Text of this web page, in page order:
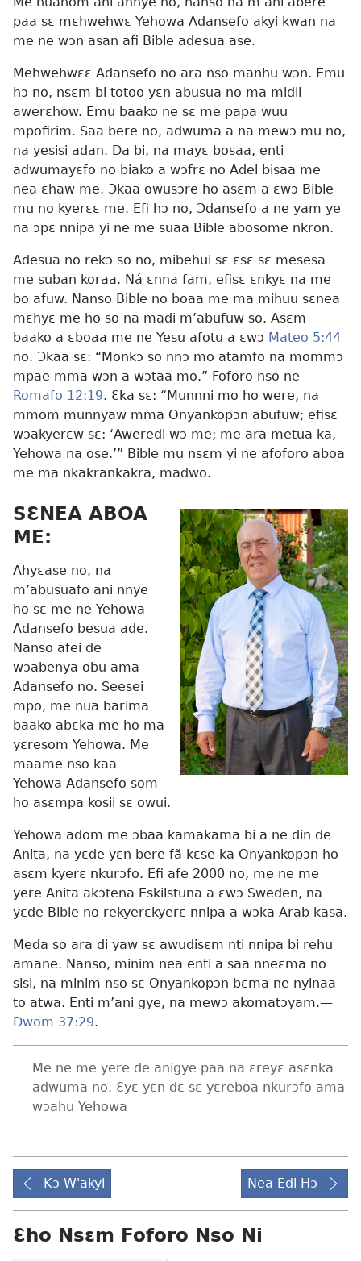
paa sɛ mɛhwehwɛ Yehowa Adansefo akyi kwan na
me ne wɔn asan afi Bible adesua ase.
Mehwehwɛɛ Adansefo no ara nso manhu wɔn. Emu
hɔ no, nsɛm bi totoo yɛn abusua no ma midii
awerɛhow. Emu baako ne sɛ me papa wuu
mpofirim. Saa bere no, adwuma a na mewɔ mu no,
na yesisi adan. Da bi, na mayɛ bosaa, enti
adwumayɛfo no biako a wɔfrɛ no Adel bisaa me
nea ɛhaw me. Ɔkaa owusɔre ho asɛm a ɛwɔ Bible
mu no kyerɛɛ me. Efi hɔ no, Ɔdansefo a ne yam ye
na ɔpɛ nnipa yi ne me suaa Bible abosome nkron.
Adesua no rekɔ so no, mibehui sɛ ɛsɛ sɛ mesesa
me suban koraa. Ná ɛnna fam, efisɛ ɛnkyɛ na me
bo afuw. Nanso Bible no boaa me ma mihuu sɛnea
mɛhyɛ me ho so na madi m’abufuw so. Asɛm
baako a ɛboaa me ne Yesu afotu a ɛwɔ Mateo 5:44
no. Ɔkaa sɛ: “Monkɔ so nnɔ mo atamfo na mommɔ
mpae mma wɔn a wɔtaa mo.” Foforo nso ne
Romafo 12:19. Ɛka sɛ: “Munnni mo ho were, na
mmom munnyaw mma Onyankopɔn abufuw; efisɛ
wɔakyerɛw sɛ: ‘Aweredi wɔ me; me ara metua ka,
Yehowa na ose.’” Bible mu nsɛm yi ne afoforo aboa
me ma nkakrankakra, madwo.
SƐNEA ABOA
ME:
Ahyɛase no, na
m’abusuafo ani nnye
ho sɛ me ne Yehowa
Adansefo besua ade.
Nanso afei de
wɔabenya obu ama
Adansefo no. Seesei
mpo, me nua barima
baako abɛka me ho ma
yɛresom Yehowa. Me
maame nso kaa
Yehowa Adansefo som
ho asɛmpa kosii sɛ owui.
Yehowa adom me ɔbaa kamakama bi a ne din de
Anita, na yɛde yɛn bere fã kɛse ka Onyankopɔn ho
asɛm kyerɛ nkurɔfo. Efi afe 2000 no, me ne me
yere Anita akɔtena Eskilstuna a ɛwɔ Sweden, na
yɛde Bible no rekyerɛkyerɛ nnipa a wɔka Arab kasa.
Meda so ara di yaw sɛ awudisɛm nti nnipa bi rehu
amane. Nanso, minim nea enti a saa nneɛma no
sisi, na minim nso sɛ Onyankopɔn bɛma ne nyinaa
to atwa. Enti m’ani gye, na mewɔ akomatɔyam.—
Dwom 37:29.
Me ne me yere de anigye paa na ɛreyɛ asɛnka
adwuma no. Ɛyɛ yɛn dɛ sɛ yɛreboa nkurɔfo ama
wɔahu Yehowa
Kɔ W'akyi Nea Edi Hɔ
Ɛho Nsɛm Foforo Nso Ni